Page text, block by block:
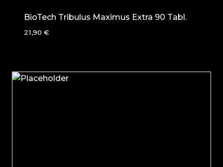
BioTech Tribulus Maximus Extra 90 Tabl.
21,90 €